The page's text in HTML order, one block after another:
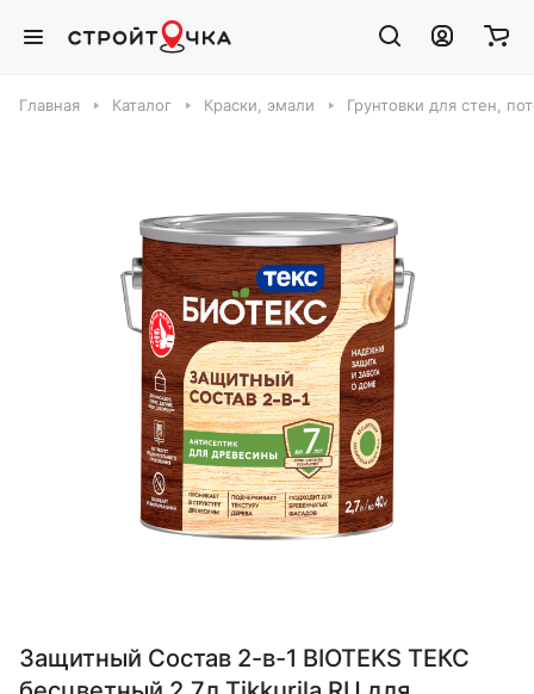
Главная Каталог Краски, эмали Грунтовки для стен,
Защитный Состав 2-в-1 BIOTEKS ТЕКС